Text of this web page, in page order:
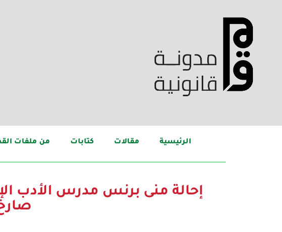
الرئيسية مقالات كتابات من ملفات
إحالة منى برنس مدرس الأدب